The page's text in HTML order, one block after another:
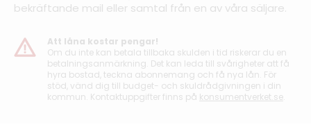
bekräftande mail eller samtal från en av våra säljare.
Att låna kostar pengar!
Om du inte kan betala tillbaka skulden i tid riskerar du en
betalningsanmärkning. Det kan leda till svårigheter att få
hyra bostad, teckna abonnemang och få nya lån. För
stöd, vänd dig till budget- och skuldrådgivningen i din
kommun. Kontaktuppgifter finns på konsumentverket.se